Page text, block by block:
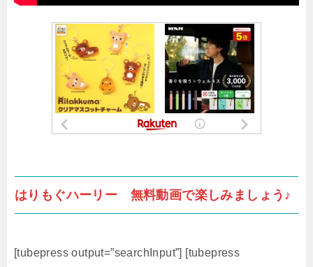
はりもぐハーリー 無料動画で楽しみましょう♪
[tubepress output=”searchInput”] [tubepress